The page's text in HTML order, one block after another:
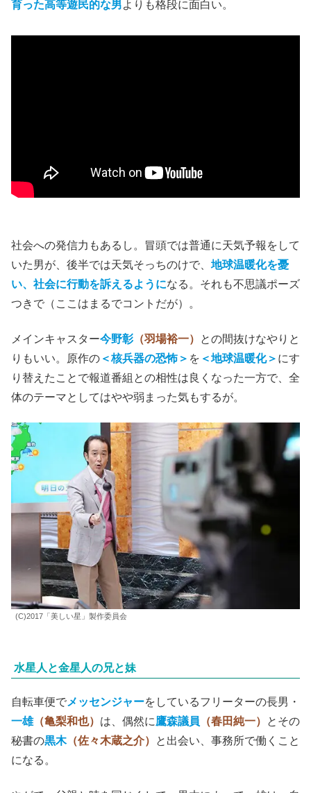
主人公は報道番組で「あたらない天気キャスター」
い着想で、ここは原作の、 講演活動に傾倒する裕福な家に
育った高等遊民的な男
社会への発信力もあるし。冒頭では普通に天気予報をして
いた男が、後半では天気そっちのけで、
地球温暖化を憂
い、社会に行動を訴えるように
なる。それも不思議ポーズ
つきで（ここはまるでコントだが）。
メインキャスター 今野彰（羽場裕一）
との間抜けなやりと
りもいい。原作の ＜核兵器の恐怖＞を＜地球温暖化＞
り替えたことで報道番組との相性は良くなった一方で、全
体のテーマとしてはやや弱まった気もするが。